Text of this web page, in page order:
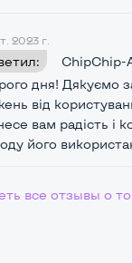
2023 г.
ChipChip-
дня! Дякуємо
від
вам радість і
все отзывы о